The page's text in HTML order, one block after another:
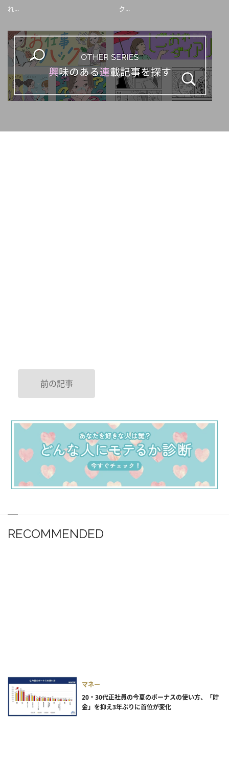
れ...
ク...
前の記事
RECOMMENDED
マネー
20・30代正社員の今夏のボーナスの使い方、「貯
金」を抑え3年ぶりに首位が変化